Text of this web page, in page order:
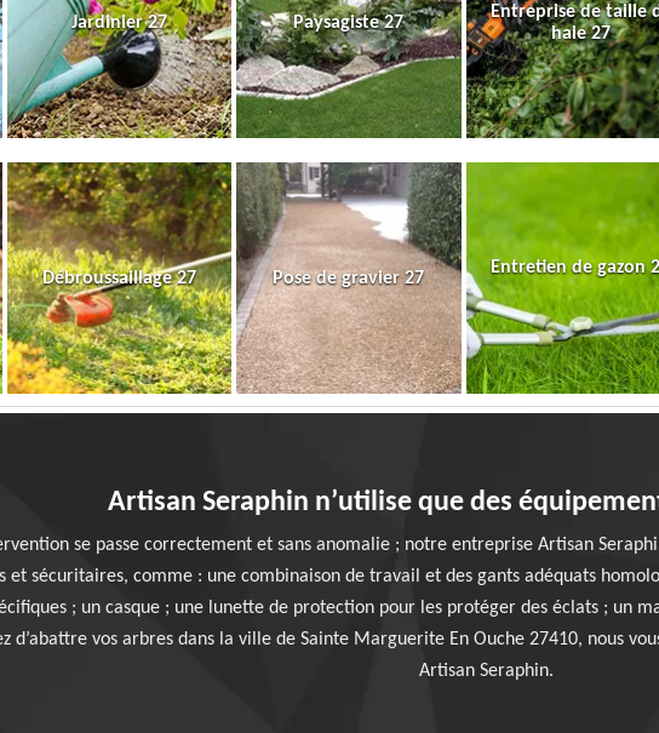
Jardinier 27 Paysagiste 27
Entreprise de taille
haie 27
Débroussaillage 27 Pose de gravier 27
Entretien de gazon
Artisan Seraphin n’utilise que des
se passe correctement et sans anomalie ; notre entreprise Artisan
et sécuritaires, comme : une combinaison de travail et des gants adéquats
; un casque ; une lunette de protection pour les protéger des éclats ; un
d’abattre vos arbres dans la ville de Sainte Marguerite En Ouche 27410, nous
Artisan Seraphin.